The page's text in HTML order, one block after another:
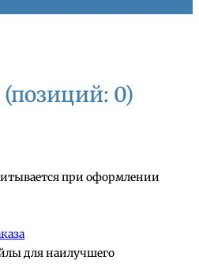
(позиций: 0)
при оформлении
для наилучшего